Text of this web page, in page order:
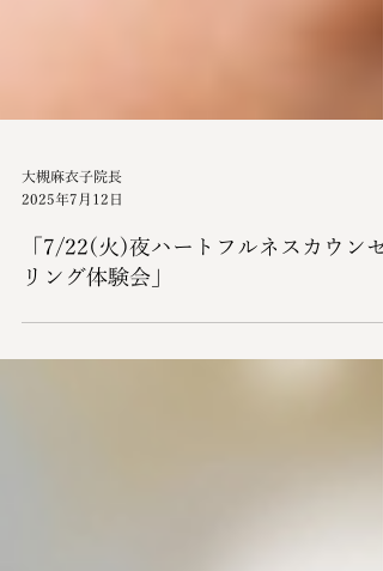
大槻麻衣子院長
2025年7月12日
リング体験会」